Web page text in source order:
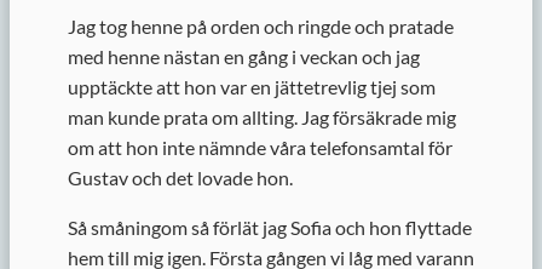
Jag tog henne på orden och ringde och pratade
med henne nästan en gång i veckan och jag
upptäckte att hon var en jättetrevlig tjej som
man kunde prata om allting. Jag försäkrade mig
om att hon inte nämnde våra telefonsamtal för
Gustav och det lovade hon.
Så småningom så förlät jag Sofia och hon flyttade
hem till mig igen. Första gången vi låg med varann